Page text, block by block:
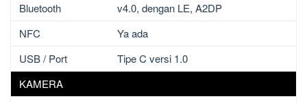
Bluetooth
v4.0, dengan LE, A2DP
NFC
Ya ada
USB / Port
Tipe C versi 1.0
KAMERA